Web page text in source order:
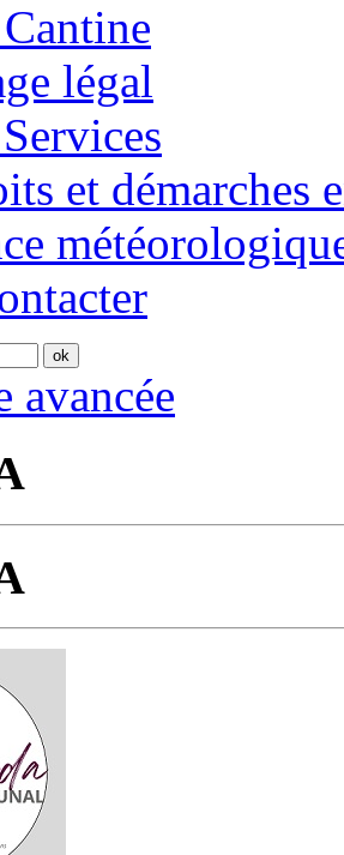
légal
et démarches
avancée